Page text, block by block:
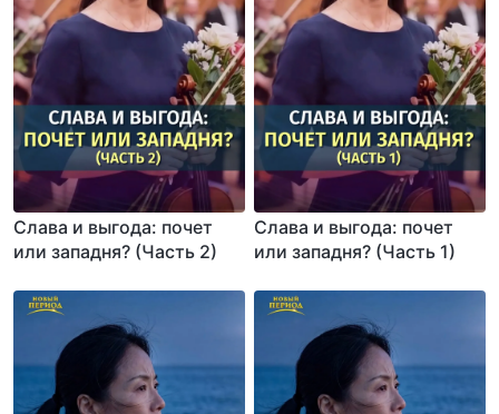
Слава и выгода: почет
или западня? (Часть 2)
Слава и выгода: почет
или западня? (Часть 1)